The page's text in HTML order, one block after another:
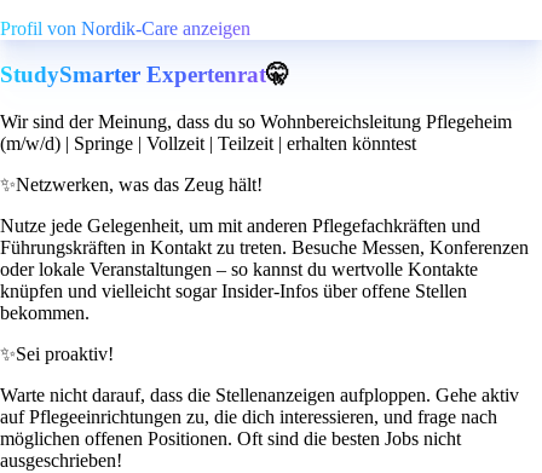
Profil von Nordik-Care anzeigen
StudySmarter Expertenrat🤫
Wir sind der Meinung, dass du so Wohnbereichsleitung Pflegeheim
(m/w/d) | Springe | Vollzeit | Teilzeit | erhalten könntest
✨Netzwerken, was das Zeug hält!
Nutze jede Gelegenheit, um mit anderen Pflegefachkräften und
Führungskräften in Kontakt zu treten. Besuche Messen, Konferenzen
oder lokale Veranstaltungen – so kannst du wertvolle Kontakte
knüpfen und vielleicht sogar Insider-Infos über offene Stellen
bekommen.
✨Sei proaktiv!
Warte nicht darauf, dass die Stellenanzeigen aufploppen. Gehe aktiv
auf Pflegeeinrichtungen zu, die dich interessieren, und frage nach
möglichen offenen Positionen. Oft sind die besten Jobs nicht
ausgeschrieben!